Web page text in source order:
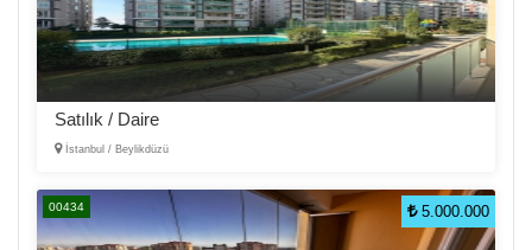
Satılık / Daire
İstanbul / Beylikdüzü
00434 5.000.000